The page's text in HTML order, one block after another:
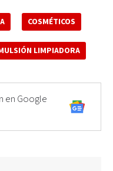
COSMÉTICOS
LIMPIADORA
en Google